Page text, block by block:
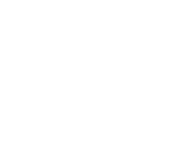
door de Filistijnen te
een grote
dertig aanvoerders
de oogsttijd, naar
terwijl een bende